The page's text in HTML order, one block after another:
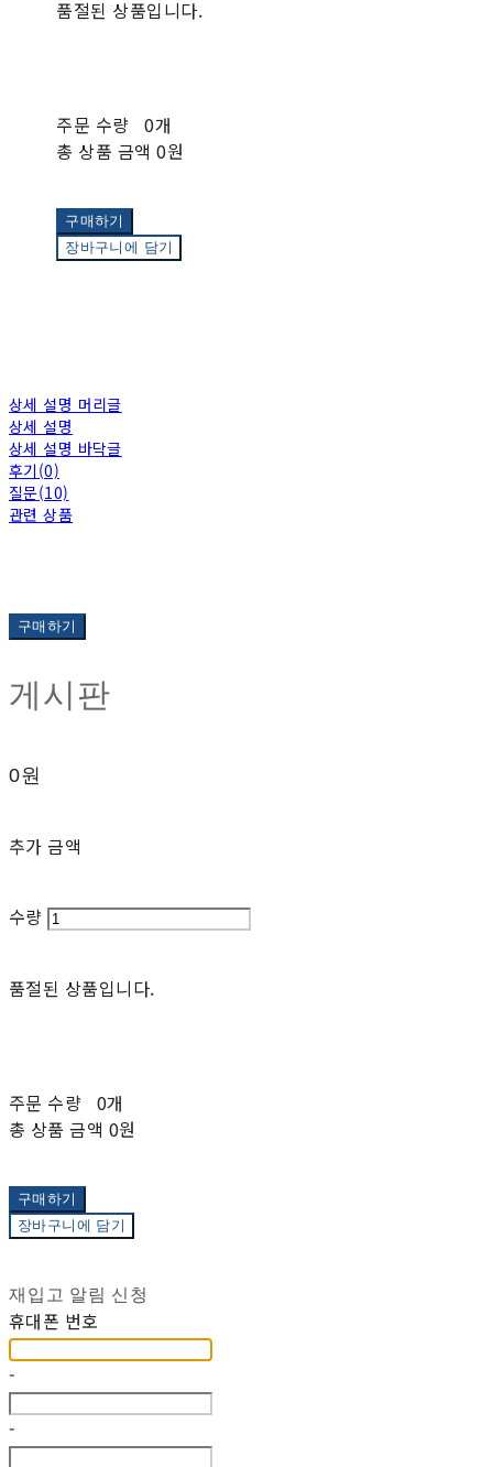
품절된 상품입니다.
주문 수량 0개
총 상품 금액 0원
구매하기
장바구니에 담기
상세 설명 머리글
상세 설명
상세 설명 바닥글
후기(0)
질문(10)
관련 상품
구매하기
게시판
0원
추가 금액
수량
품절된 상품입니다.
주문 수량 0개
총 상품 금액 0원
구매하기
장바구니에 담기
재입고 알림 신청
휴대폰 번호
-
-